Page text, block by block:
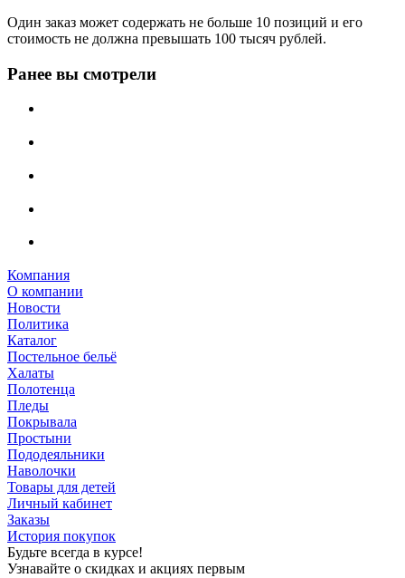
Один заказ может содержать не больше 10 позиций и его
стоимость не должна превышать 100 тысяч рублей.
Ранее вы смотрели
Компания
О компании
Новости
Политика
Каталог
Постельное бельё
Халаты
Полотенца
Пледы
Покрывала
Простыни
Пододеяльники
Наволочки
Товары для детей
Личный кабинет
Заказы
История покупок
Будьте всегда в курсе!
Узнавайте о скидках и акциях первым